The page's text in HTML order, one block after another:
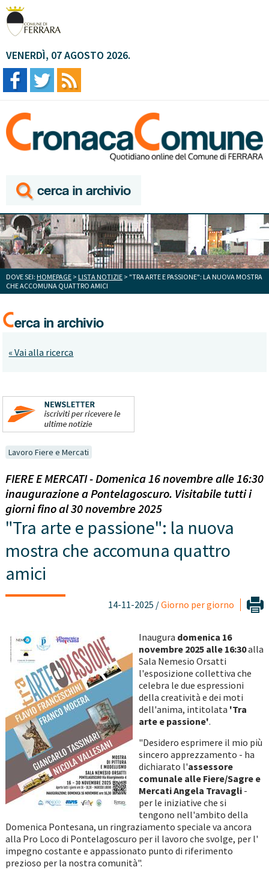
VENERDÌ, 07 AGOSTO 2026.
DOVE SEI: HOMEPAGE > LISTA NOTIZIE > "TRA ARTE E PASSIONE": LA NUOVA MOSTRA
CHE ACCOMUNA QUATTRO AMICI
« Vai alla ricerca
Lavoro Fiere e Mercati
FIERE E MERCATI - Domenica 16 novembre alle 16:30
inaugurazione a Pontelagoscuro. Visitabile tutti i
giorni fino al 30 novembre 2025
"Tra arte e passione": la nuova
mostra che accomuna quattro
amici
14-11-2025 /Giorno per giorno
Inaugura domenica 16
novembre 2025 alle 16:30alla
Sala Nemesio Orsatti
l'esposizione collettiva che
celebra le due espressioni
della creatività e dei moti
dell'anima, intitolata 'Tra
arte e passione'.
"Desidero esprimere il mio più
sincero apprezzamento - ha
dichiarato l'assessore
comunale alle Fiere/Sagre e
Mercati Angela Travagli-
per le iniziative che si
tengono nell'ambito della
Domenica Pontesana, un ringraziamento speciale va ancora
alla Pro Loco di Pontelagoscuro per il lavoro che svolge, per l'
impegno costante e appassionato punto di riferimento
prezioso per la nostra comunità".